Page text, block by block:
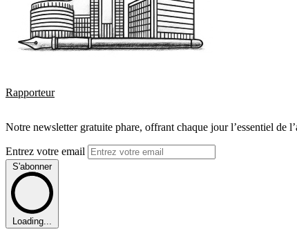
Rapporteur
Notre newsletter gratuite phare, offrant chaque jour l’essentiel de
Entrez votre email
S'abonner
Loading...